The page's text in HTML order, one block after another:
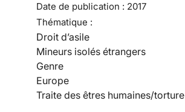
Date de publication : 2017
Thématique :
Droit d’asile
Mineurs isolés étrangers
Genre
Europe
Traite des êtres humaines/torture